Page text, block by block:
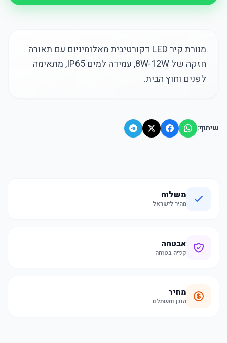
מנורת קיר LED דקורטיבית מאלומיניום עם תאורה
חזקה של 8W-12W, עמידה למים IP65, מתאימה
לפנים וחוץ הבית.
שיתוף:
משלוח
מהיר לישראל
אבטחה
קנייה בטוחה
מחיר
הוגן ומשתלם